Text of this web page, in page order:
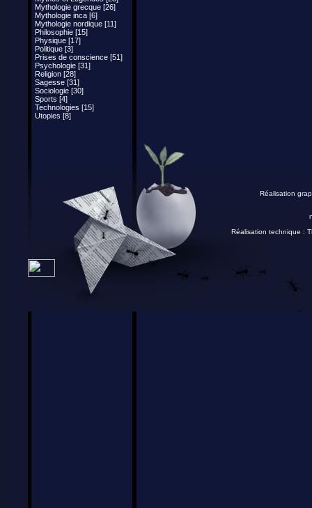
Mythologie grecque [26]
Mythologie inca [6]
Mythologie nordique [11]
Philosophie [15]
Physique [17]
Politique [3]
Prises de conscience [51]
Psychologie [31]
Religion [28]
Sagesse [31]
Sociologie [30]
Sports [4]
Technologies [15]
Utopies [8]
Réalisation
Réalisation technique :